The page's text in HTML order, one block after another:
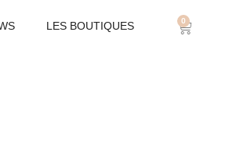
LES BOUTIQUES 0